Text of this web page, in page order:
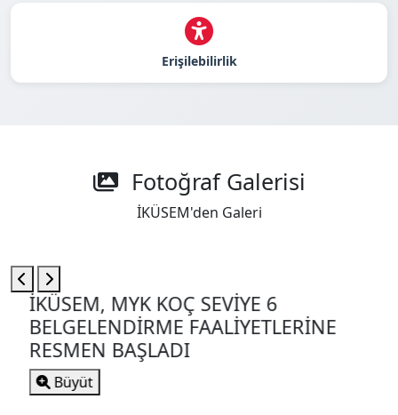
Erişilebilirlik
Fotoğraf Galerisi
İKÜSEM'den Galeri
İKÜSEM, MYK KOÇ SEVİYE 6
BELGELENDİRME FAALİYETLERİNE
RESMEN BAŞLADI
Büyüt